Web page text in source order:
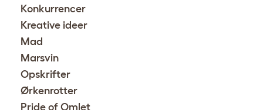
Konkurrencer
Kreative ideer
Mad
Marsvin
Opskrifter
Ørkenrotter
Pride of Omlet